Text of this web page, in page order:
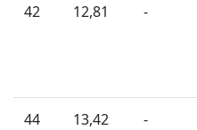
42 12,81 -
44 13,42 -